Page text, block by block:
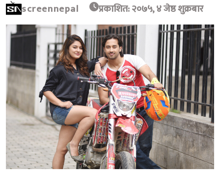
screennepal प्रकाशित: २०७५, ४ जेष्ठ शुक्रबार